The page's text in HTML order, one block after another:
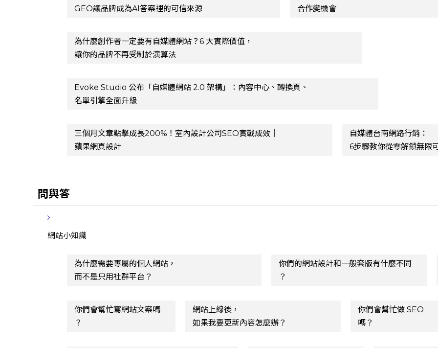
GEO讓品牌成為AI答案裡的可信來源
合作變機會
為什麼創作者一定要有自媒體網站？6 大實際價值，
讓你的品牌不再受制於演算法
Evoke Studio 公布「自媒體網站 2.0 架構」：內容中心、轉換頁、
名單引擎全面升級
三個月文章點擊成長200%！室內設計公司SEO實戰成效｜
蘋果網頁設計
自媒體台南網路行銷：
6步驟教你從零解鎖無限
問與答
網站小知識
為什麼需要專屬的個人網站，
而不是只用社群平台？
你們的網站設計和一般套版有什麼不同
？
你們會幫忙寫網站文案嗎
？
網站上線後，
如果我要更新內容怎麼辦？
你們會幫忙做 SEO
嗎？